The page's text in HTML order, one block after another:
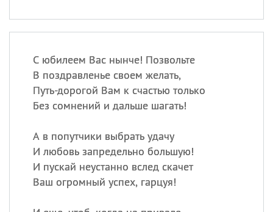
С юбилеем Вас нынче! Позвольте
В поздравленье своем желать,
Путь-дорогой Вам к счастью только
Без сомнений и дальше шагать!
А в попутчики выбрать удачу
И любовь запредельно большую!
И пускай неустанно вслед скачет
Ваш огромный успех, гарцуя!